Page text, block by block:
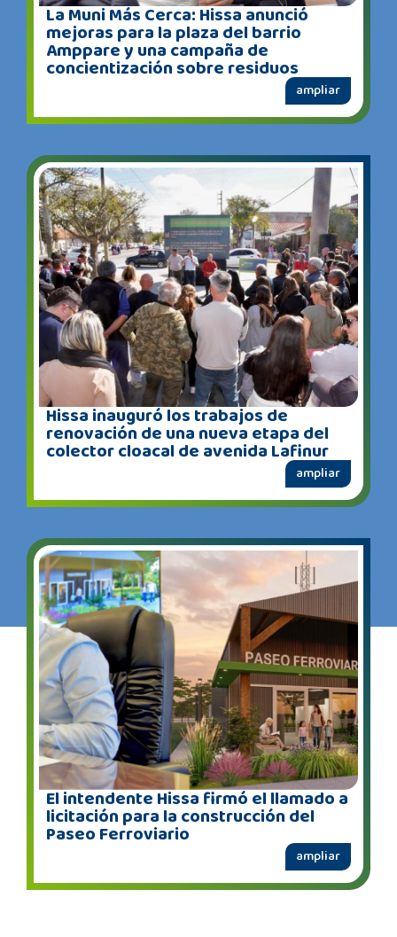
La Muni Más Cerca: Hissa anunció
mejoras para la plaza del barrio
Amppare y una campaña de
concientización sobre residuos
ampliar
Hissa inauguró los trabajos de
renovación de una nueva etapa del
colector cloacal de avenida Lafinur
ampliar
El intendente Hissa firmó el llamado a
licitación para la construcción del
Paseo Ferroviario
ampliar